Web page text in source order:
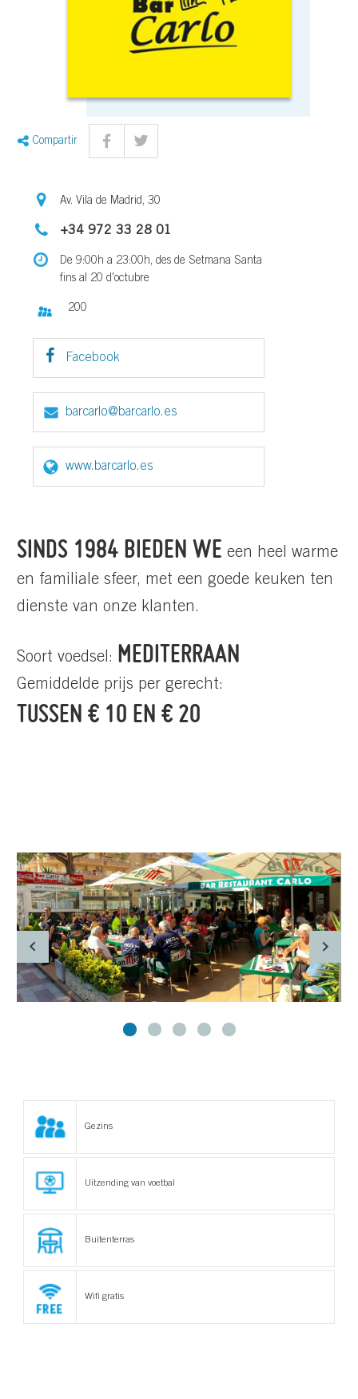
Compartir
SINDS 1984 BIEDEN WE een heel warme
en familiale sfeer, met een goede keuken ten
dienste van onze klanten.
Soort voedsel: MEDITERRAAN
Gemiddelde prijs per gerecht:
TUSSEN € 10 EN € 20
Av. Vila de Madrid, 30
+34 972 33 28 01
De 9:00h a 23:00h, des de Setmana Santa
fins al 20 d'octubre
200
Facebook
barcarlo@barcarlo.es
www.barcarlo.es
Gezins
Uitzending van voetbal
Buitenterras
Wifi gratis